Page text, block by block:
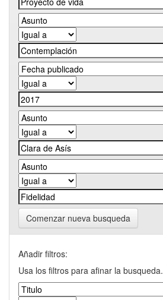
Comenzar nueva busqueda
Añadir filtros:
Usa los filtros para afinar la busqueda.